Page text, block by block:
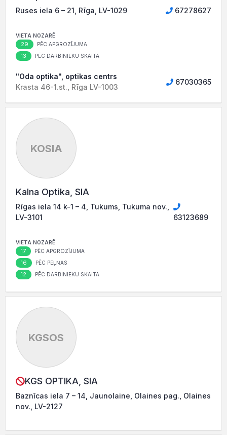
Ruses iela 6 – 21, Rīga, LV-1029 67278627
VIETA NOZARĒ
29 PĒC APGROZĪJUMA
13 PĒC DARBINIEKU SKAITA
"Oda optika", optikas centrs
Krasta 46-1.st., Rīga LV-1003
67030365
KOSIA
Kalna Optika, SIA
Rīgas iela 14 k-1 – 4, Tukums, Tukuma nov.,
LV-3101
63123689
VIETA NOZARĒ
17 PĒC APGROZĪJUMA
16 PĒC PEĻŅAS
12 PĒC DARBINIEKU SKAITA
KGSOS
KGS OPTIKA, SIA
Baznīcas iela 7 – 14, Jaunolaine, Olaines pag., Olaines
nov., LV-2127